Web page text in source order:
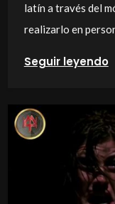
latín a través del
realizarlo en
Seguir leyendo